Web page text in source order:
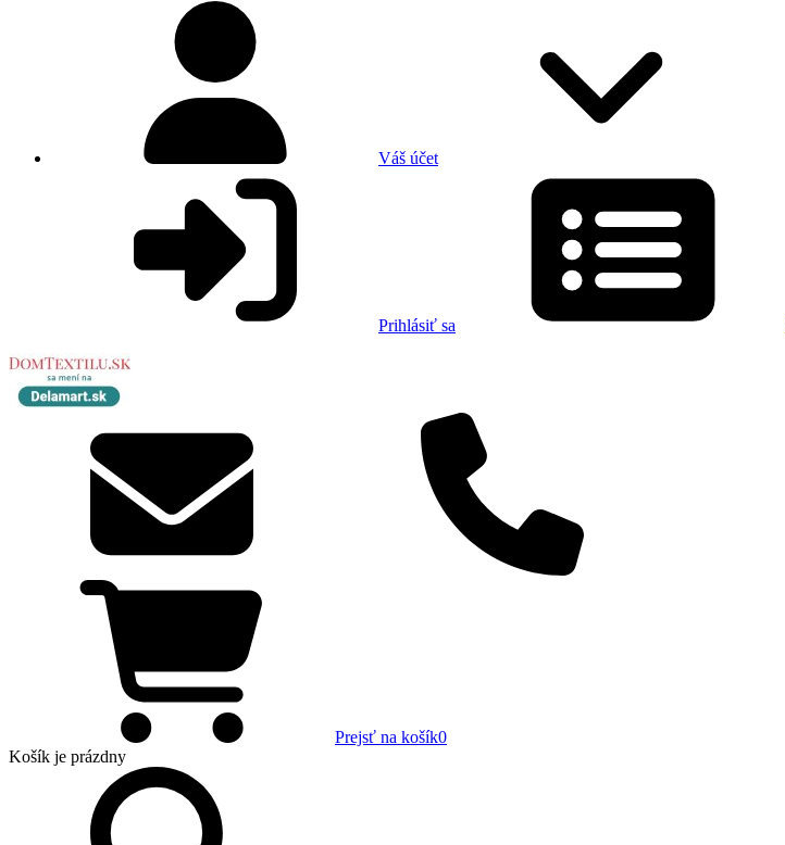
Váš účet
Prihlásiť sa
Prejsť na košík0
Košík je prázdny